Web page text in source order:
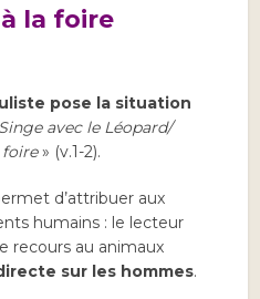
la foire
pose la situation
avec le Léopard/
foire» (v.1-2).
d’attribuer aux
humains : le lecteur
recours au animaux
sur les hommes.